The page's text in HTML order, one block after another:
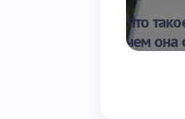
Что
чем она